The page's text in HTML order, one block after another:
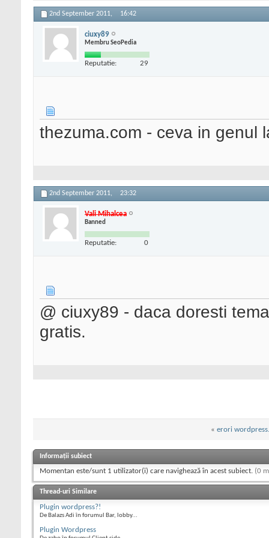
2nd September 2011, 16:42
ciuxy89
Membru SeoPedia
Reputatie: 29
thezuma.com - ceva in genul
2nd September 2011, 23:32
Vali Mihalcea
Banned
Reputatie: 0
@ ciuxy89 - daca doresti
gratis.
« erori wordpress.
Informații subiect
Momentan este/sunt 1 utilizator(i) care navighează în acest subiect. (0
Thread-uri Similare
Plugin wordpress?!
De Balazs Adi în forumul Bar, lobby...
Plugin Wordpress